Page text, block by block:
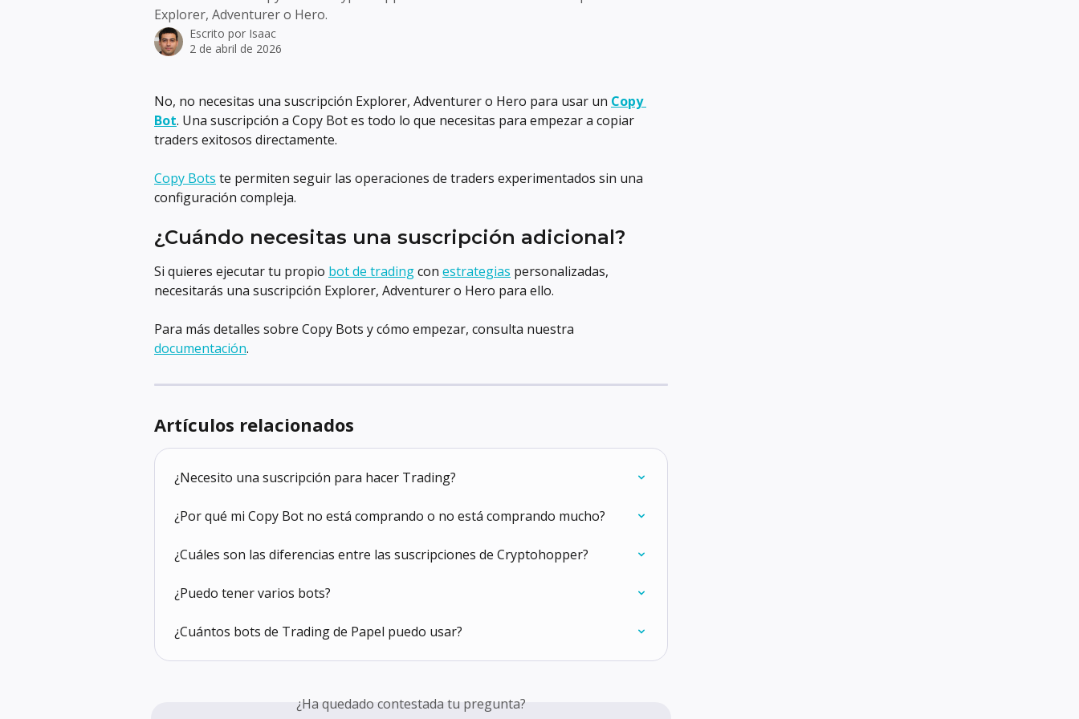
Explorer, Adventurer o Hero.
Escrito por Isaac
2 de abril de 2026
No, no necesitas una suscripción Explorer, Adventurer o Hero para usar un Copy
Bot. Una suscripción a Copy Bot es todo lo que necesitas para empezar a copiar
traders exitosos directamente.
Copy Bots te permiten seguir las operaciones de traders experimentados sin una
configuración compleja.
¿Cuándo necesitas una suscripción adicional?
Si quieres ejecutar tu propio bot de trading con estrategias personalizadas,
necesitarás una suscripción Explorer, Adventurer o Hero para ello.
Para más detalles sobre Copy Bots y cómo empezar, consulta nuestra
documentación.
Artículos relacionados
¿Necesito una suscripción para hacer Trading?
¿Por qué mi Copy Bot no está comprando o no está comprando mucho?
¿Cuáles son las diferencias entre las suscripciones de Cryptohopper?
¿Puedo tener varios bots?
¿Cuántos bots de Trading de Papel puedo usar?
¿Ha quedado contestada tu pregunta?